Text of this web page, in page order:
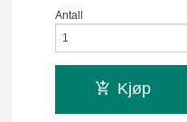
Antall
Kjøp